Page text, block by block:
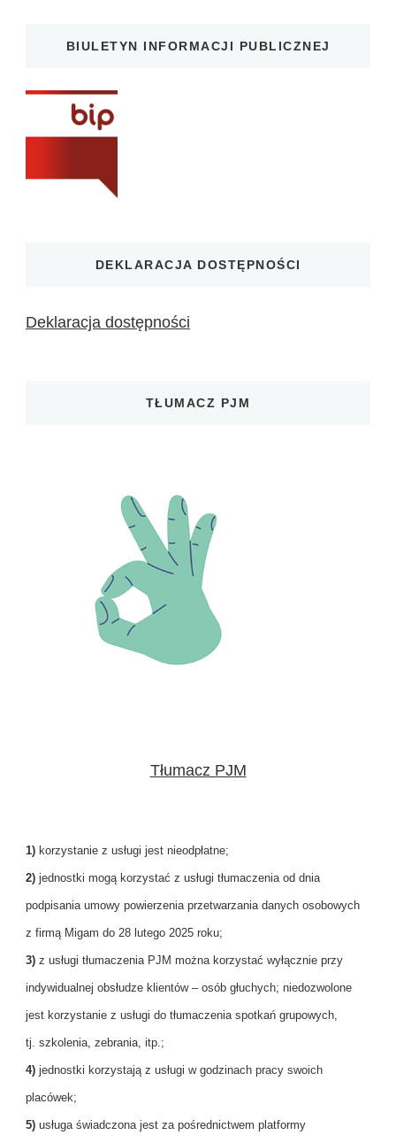
BIULETYN INFORMACJI PUBLICZNEJ
DEKLARACJA DOSTĘPNOŚCI
Deklaracja dostępności
TŁUMACZ PJM
Tłumacz PJM
1) korzystanie z usługi jest nieodpłatne;
2) jednostki mogą korzystać z usługi tłumaczenia od dnia
podpisania umowy powierzenia przetwarzania danych osobowych
z firmą Migam do 28 lutego 2025 roku;
3) z usługi tłumaczenia PJM można korzystać wyłącznie przy
indywidualnej obsłudze klientów – osób głuchych; niedozwolone
jest korzystanie z usługi do tłumaczenia spotkań grupowych,
tj. szkolenia, zebrania, itp.;
4) jednostki korzystają z usługi w godzinach pracy swoich
placówek;
5) usługa świadczona jest za pośrednictwem platformy